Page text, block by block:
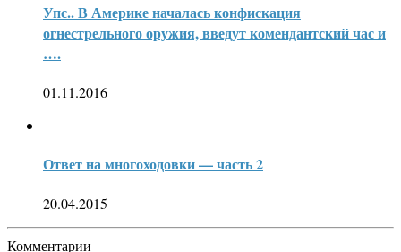
Упс.. В Америке началась конфискация
огнестрельного оружия, введут комендантский час и
….
01.11.2016
Ответ на многоходовки — часть 2
20.04.2015
Комментарии